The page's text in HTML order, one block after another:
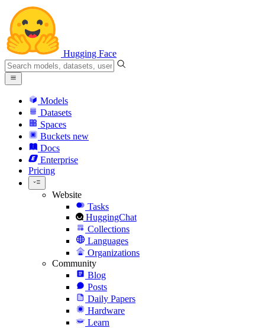
Hugging Face
Models
Datasets
Spaces
Buckets new
Docs
Enterprise
Pricing
Website
Tasks
HuggingChat
Collections
Languages
Organizations
Community
Blog
Posts
Daily Papers
Hardware
Learn